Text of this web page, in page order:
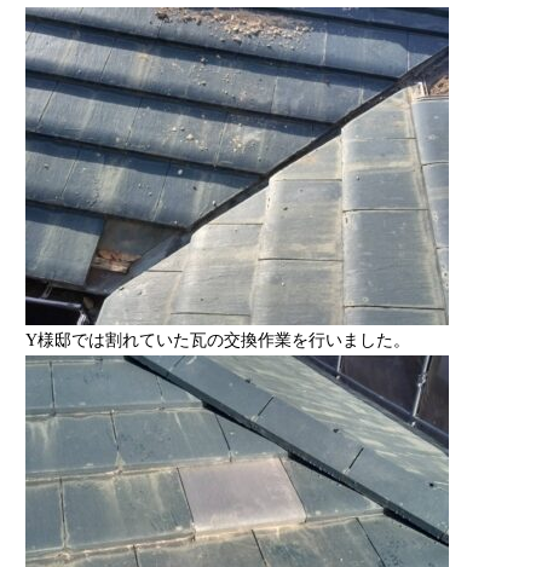
Y様邸では割れていた瓦の交換作業を行いました。